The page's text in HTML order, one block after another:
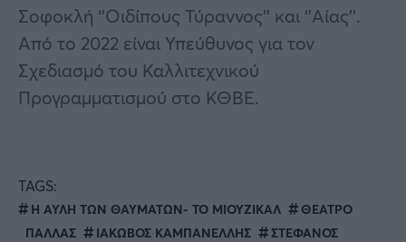
Σοφοκλή ‘’Οιδίπους Τύραννος’’ και ‘’Αίας’’.
Από το 2022 είναι Υπεύθυνος για τον
Σχεδιασμό του Καλλιτεχνικού
Προγραμματισμού στο ΚΘΒΕ.
TAGS:
Η ΑΥΛΗ ΤΩΝ ΘΑΥΜΑΤΩΝ- ΤΟ ΜΙΟΥΖΙΚΑΛ
ΘΕΑΤΡΟ
ΠΑΛΛΑΣ
ΙΑΚΩΒΟΣ ΚΑΜΠΑΝΕΛΛΗΣ
ΣΤΕΦΑΝΟΣ